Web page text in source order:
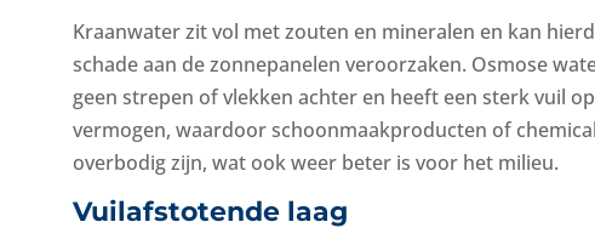
Kraanwater zit vol met zouten en mineralen en kan
schade aan de zonnepanelen veroorzaken. Osmose
geen strepen of vlekken achter en heeft een sterk vuil
vermogen, waardoor schoonmaakproducten of
overbodig zijn, wat ook weer beter is voor het milieu.
Vuilafstotende laag